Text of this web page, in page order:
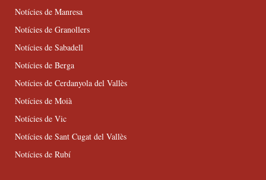
Notícies de Manresa
Notícies de Granollers
Notícies de Sabadell
Notícies de Berga
Notícies de Cerdanyola del Vallès
Notícies de Moià
Notícies de Vic
Notícies de Sant Cugat del Vallès
Notícies de Rubí